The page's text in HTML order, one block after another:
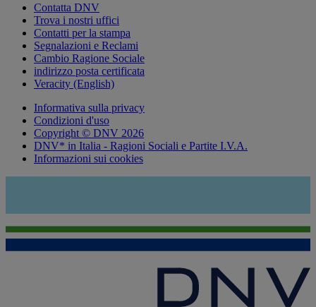
Contatta DNV
Trova i nostri uffici
Contatti per la stampa
Segnalazioni e Reclami
Cambio Ragione Sociale
indirizzo posta certificata
Veracity (English)
Informativa sulla privacy
Condizioni d'uso
Copyright © DNV 2026
DNV* in Italia - Ragioni Sociali e Partite I.V.A.
Informazioni sui cookies